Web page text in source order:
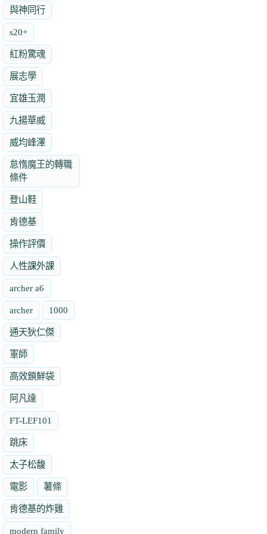
與神同行
s20+
紅粉驚魂
展志學
宜雄玉潤
九揚華威
威均峰澤
怠惰魔王的轉職
條件
登山鞋
肯德基
操作評價
人性課外課
archer a6
archer 1000
通天狄仁傑
軍師
高效鎖鮮袋
阿凡達
FT-LEF101
跳床
太子松馥
電影 薯條
肯德基的炸雞
modern family